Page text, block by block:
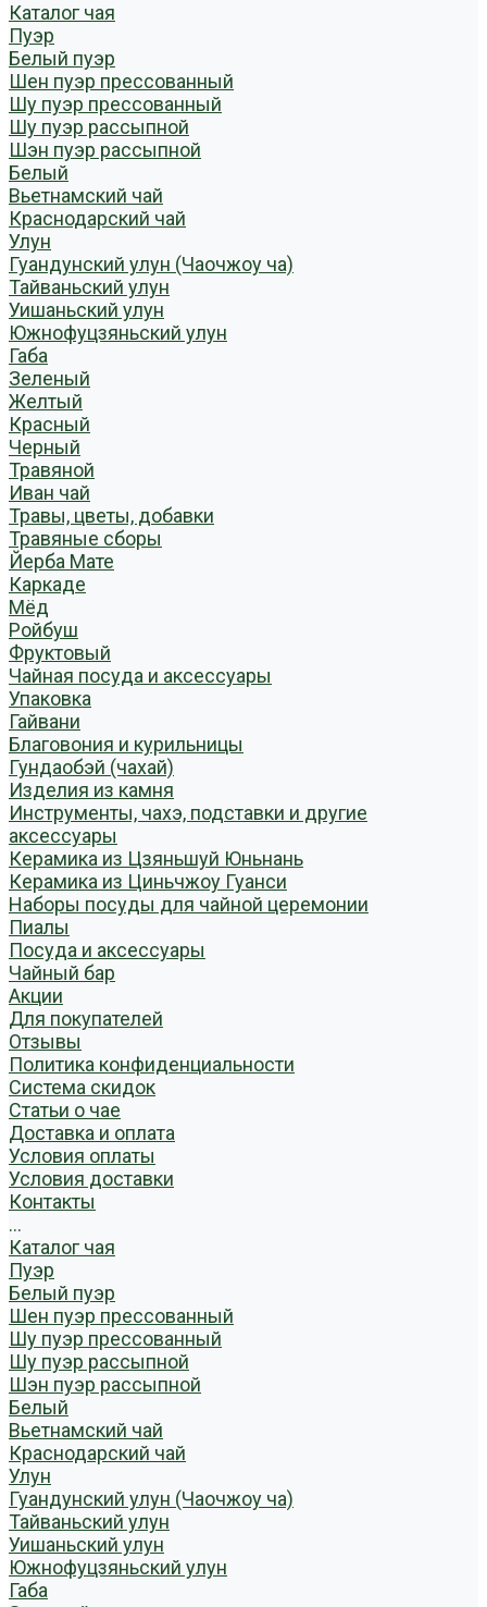
Каталог чая
Пуэр
Белый пуэр
Шен пуэр прессованный
Шу пуэр прессованный
Шу пуэр рассыпной
Шэн пуэр рассыпной
Белый
Вьетнамский чай
Краснодарский чай
Улун
Гуандунский улун (Чаочжоу ча)
Тайваньский улун
Уишаньский улун
Южнофуцзяньский улун
Габа
Зеленый
Желтый
Красный
Черный
Травяной
Иван чай
Травы, цветы, добавки
Травяные сборы
Йерба Мате
Каркаде
Мёд
Ройбуш
Фруктовый
Чайная посуда и аксессуары
Упаковка
Гайвани
Благовония и курильницы
Гундаобэй (чахай)
Изделия из камня
Инструменты, чахэ, подставки и другие
аксессуары
Керамика из Цзяньшуй Юньнань
Керамика из Циньчжоу Гуанси
Наборы посуды для чайной церемонии
Пиалы
Посуда и аксессуары
Чайный бар
Акции
Для покупателей
Отзывы
Политика конфиденциальности
Система скидок
Статьи о чае
Доставка и оплата
Условия оплаты
Условия доставки
Контакты
...
Каталог чая
Пуэр
Белый пуэр
Шен пуэр прессованный
Шу пуэр прессованный
Шу пуэр рассыпной
Шэн пуэр рассыпной
Белый
Вьетнамский чай
Краснодарский чай
Улун
Гуандунский улун (Чаочжоу ча)
Тайваньский улун
Уишаньский улун
Южнофуцзяньский улун
Габа